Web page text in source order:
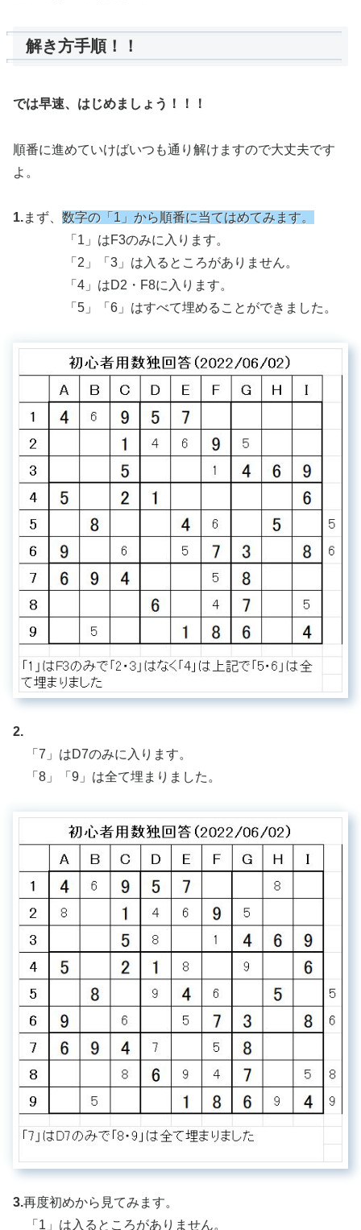
解き方手順！！
では早速、はじめましょう！！！
順番に進めていけばいつも通り解けますので大丈夫です
よ。
1.まず、 数字の「1」から順番に当てはめてみます。
「1」はF3のみに入ります。
「2」「3」は入るところがありません。
「4」はD2・F8に入ります。
「5」「6」はすべて埋めることができました。
2.
「7」はD7のみに入ります。
「8」「9」は全て埋まりました。
3.再度初めから見てみます。
「1」は入るところがありません。